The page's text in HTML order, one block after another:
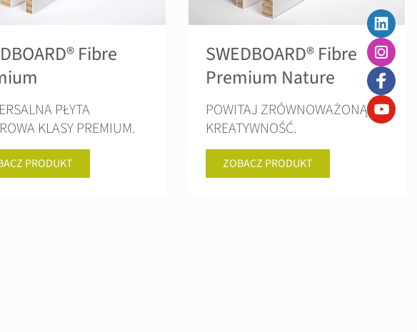
Fibre
PŁYTA
KLASY PREMIUM.
PRODUKT
SWEDBOARD® Fibre
Premium Nature
POWITAJ ZRÓWNOWAŻONĄ
KREATYWNOŚĆ.
ZOBACZ PRODUKT